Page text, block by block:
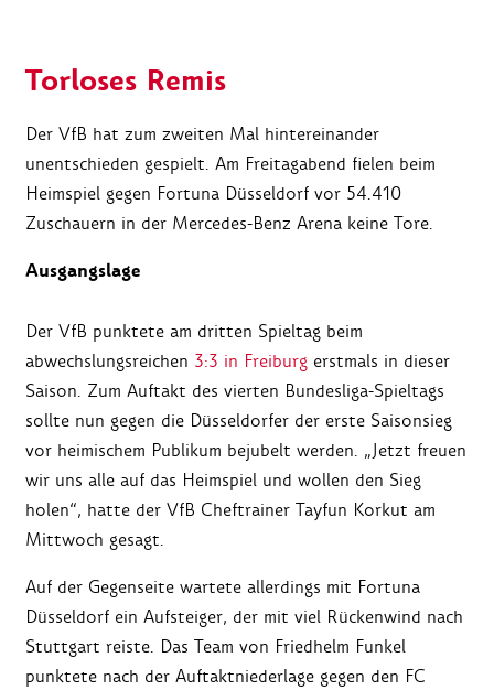
Torloses Remis
Der VfB hat zum zweiten Mal hintereinander
unentschieden gespielt. Am Freitagabend fielen beim
Heimspiel gegen Fortuna Düsseldorf vor 54.410
Zuschauern in der Mercedes-Benz Arena keine Tore.
Ausgangslage
Der VfB punktete am dritten Spieltag beim
abwechslungsreichen 3:3 in Freiburg erstmals in dieser
Saison. Zum Auftakt des vierten Bundesliga-Spieltags
sollte nun gegen die Düsseldorfer der erste Saisonsieg
vor heimischem Publikum bejubelt werden. „Jetzt freuen
wir uns alle auf das Heimspiel und wollen den Sieg
holen“, hatte der VfB Cheftrainer Tayfun Korkut am
Mittwoch gesagt.
Auf der Gegenseite wartete allerdings mit Fortuna
Düsseldorf ein Aufsteiger, der mit viel Rückenwind nach
Stuttgart reiste. Das Team von Friedhelm Funkel
punktete nach der Auftaktniederlage gegen den FC